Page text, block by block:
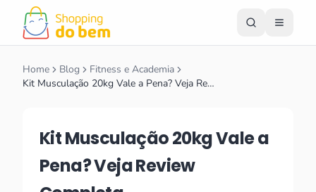
Home Blog
Fitness e Academia
Kit Musculação 20kg Vale a Pena? Veja Re…
Kit Musculação 20kg Vale a
Pena? Veja Review